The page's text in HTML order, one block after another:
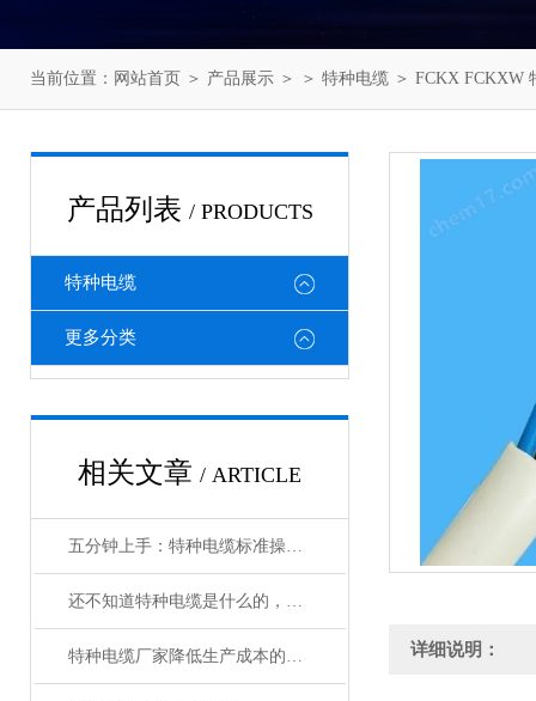
当前位置： 网站首页 ＞ 产品展示 ＞ ＞ 特种电缆 ＞ FCKX FCKXW
产品列表 / PRODUCTS
特种电缆
更多分类
相关文章 / ARTICLE
五分钟上手：特种电缆标准操作流程详解
还不知道特种电缆是什么的，请看这里！
特种电缆厂家降低生产成本的合理手段 详细说明：